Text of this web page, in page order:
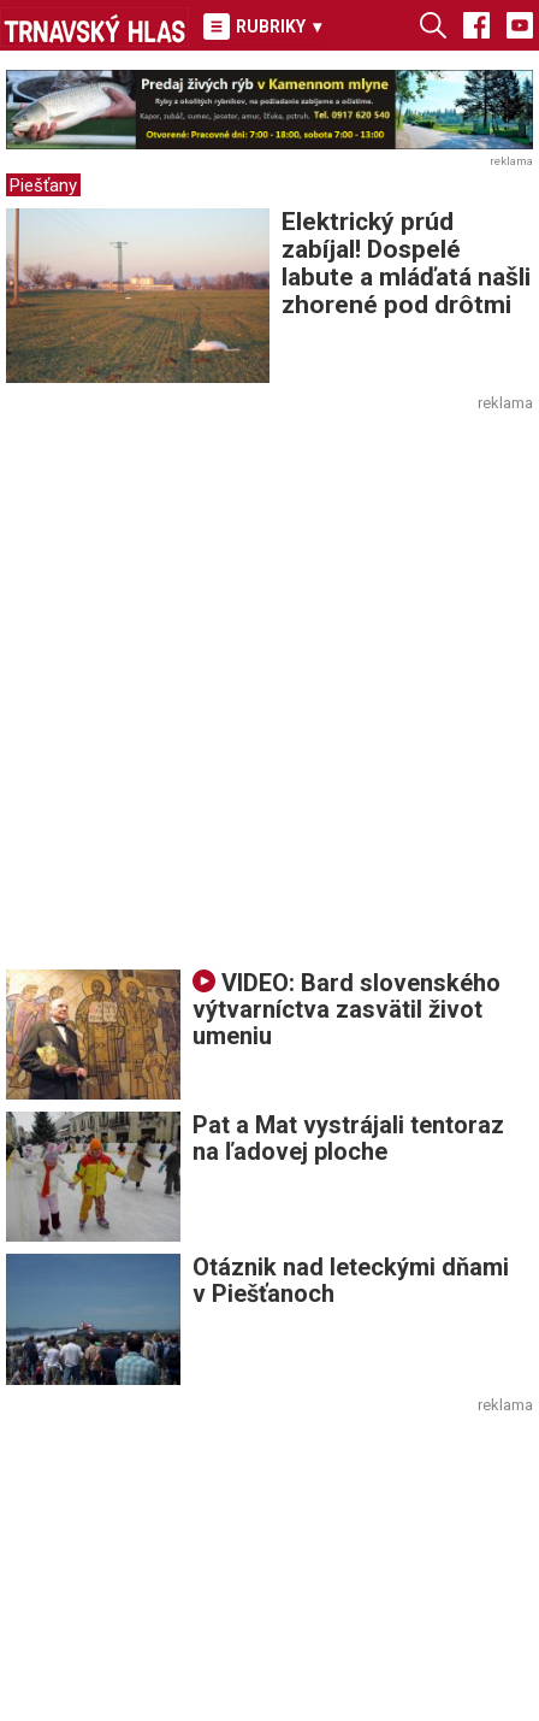
RUBRIKY ▾
reklama
Piešťany
Elektrický prúd
zabíjal! Dospelé
labute a mláďatá našli
zhorené pod drôtmi
reklama
VIDEO: Bard slovenského
výtvarníctva zasvätil život
umeniu
Pat a Mat vystrájali tentoraz
na ľadovej ploche
Otáznik nad leteckými dňami
v Piešťanoch
reklama